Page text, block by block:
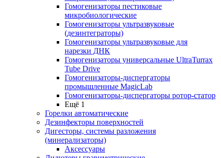
Гомогенизаторы пестиковые
микробиологические
Гомогенизаторы ультразвуковые
(дезинтеграторы)
Гомогенизаторы ультразвуковые для
нарезки ДНК
Гомогенизаторы универсальные UltraTurrax
Tube Drive
Гомогенизаторы-диспергаторы
промышленные MagicLab
Гомогенизаторы-диспергаторы ротор-статор
Ещё 1
Горелки автоматические
Дезинфекторы поверхностей
Дигесторы, системы разложения
(минерализаторы)
Аксессуары